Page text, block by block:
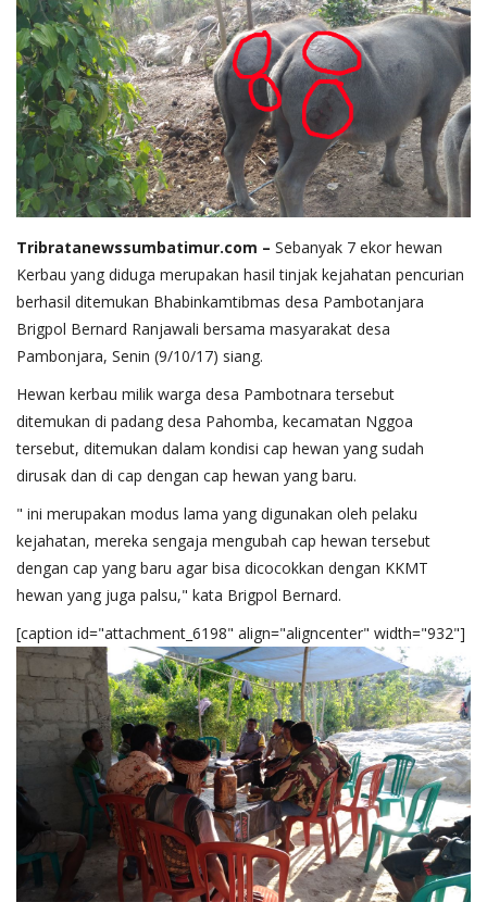
Tribratanewssumbatimur.com – Sebanyak 7 ekor hewan
Kerbau yang diduga merupakan hasil tinjak kejahatan pencurian
berhasil ditemukan Bhabinkamtibmas desa Pambotanjara
Brigpol Bernard Ranjawali bersama masyarakat desa
Pambonjara, Senin (9/10/17) siang.
Hewan kerbau milik warga desa Pambotnara tersebut
ditemukan di padang desa Pahomba, kecamatan Nggoa
tersebut, ditemukan dalam kondisi cap hewan yang sudah
dirusak dan di cap dengan cap hewan yang baru.
" ini merupakan modus lama yang digunakan oleh pelaku
kejahatan, mereka sengaja mengubah cap hewan tersebut
dengan cap yang baru agar bisa dicocokkan dengan KKMT
hewan yang juga palsu," kata Brigpol Bernard.
[caption id="attachment_6198" align="aligncenter" width="932"]